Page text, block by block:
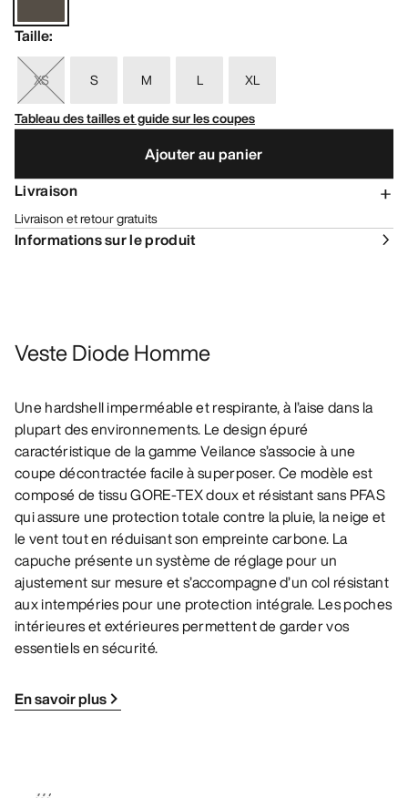
Taille:
XS S M L
XL
Tableau des tailles et guide sur les coupes
Ajouter au panier
Livraison
Livraison et retour gratuits
Informations sur le produit
Veste Diode Homme
Une hardshell imperméable et respirante, à l’aise dans la
plupart des environnements. Le design épuré
caractéristique de la gamme Veilance s’associe à une
coupe décontractée facile à superposer. Ce modèle est
composé de tissu GORE-TEX doux et résistant sans PFAS
qui assure une protection totale contre la pluie, la neige et
le vent tout en réduisant son empreinte carbone. La
capuche présente un système de réglage pour un
ajustement sur mesure et s’accompagne d’un col résistant
aux intempéries pour une protection intégrale. Les poches
intérieures et extérieures permettent de garder vos
essentiels en sécurité.
En savoir plus